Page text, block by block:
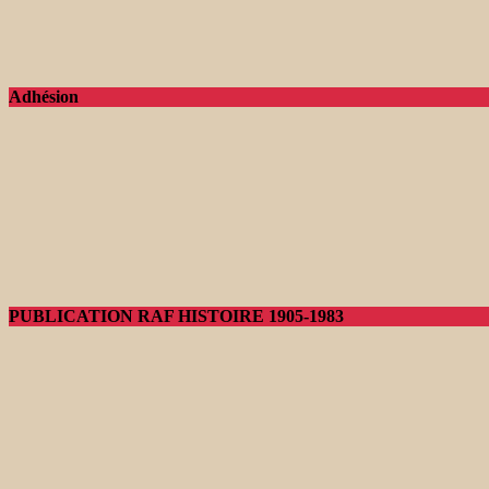
Adhésion
PUBLICATION RAF HISTOIRE 1905-1983